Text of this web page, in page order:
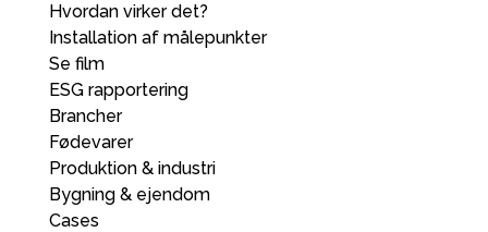
Hvordan virker det?
Installation af målepunkter
Se film
ESG rapportering
Brancher
Fødevarer
Produktion & industri
Bygning & ejendom
Cases